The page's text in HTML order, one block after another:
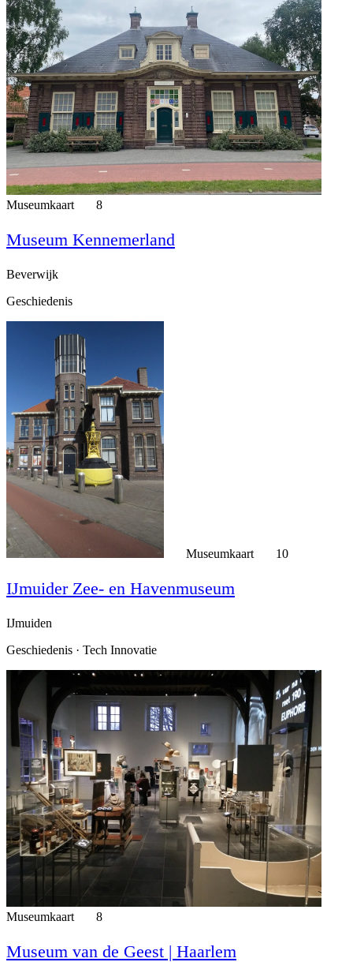
Museumkaart 8
Museum Kennemerland
Beverwijk
Geschiedenis
Museumkaart 10
IJmuider Zee- en Havenmuseum
IJmuiden
Geschiedenis · Tech Innovatie
Museumkaart 8
Museum van de Geest | Haarlem